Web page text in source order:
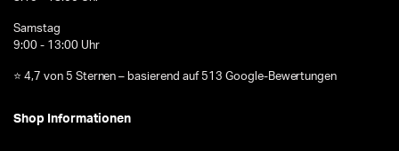
Samstag
9:00 - 13:00 Uhr
⭐ 4,7 von 5 Sternen – basierend auf 513 Google-Bewertungen
Shop Informationen